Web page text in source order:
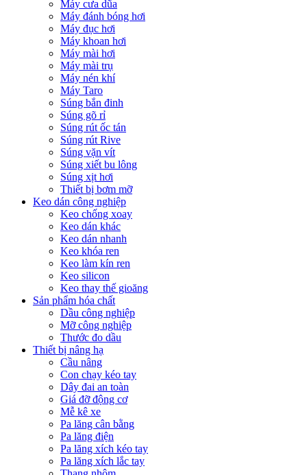
Máy cưa dũa
Máy đánh bóng hơi
Máy đục hơi
Máy khoan hơi
Máy mài hơi
Máy mài trụ
Máy nén khí
Máy Taro
Súng bắn đinh
Súng gõ rỉ
Súng rút ốc tán
Súng rút Rive
Súng vặn vít
Súng xiết bu lông
Súng xịt hơi
Thiết bị bơm mỡ
Keo dán công nghiệp
Keo chống xoay
Keo dán khác
Keo dán nhanh
Keo khóa ren
Keo làm kín ren
Keo silicon
Keo thay thế gioăng
Sản phẩm hóa chất
Dầu công nghiệp
Mỡ công nghiệp
Thước đo dầu
Thiết bị nâng hạ
Cầu nâng
Con chạy kéo tay
Dây đai an toàn
Giá đỡ động cơ
Mễ kê xe
Pa lăng cân bằng
Pa lăng điện
Pa lăng xích kéo tay
Pa lăng xích lắc tay